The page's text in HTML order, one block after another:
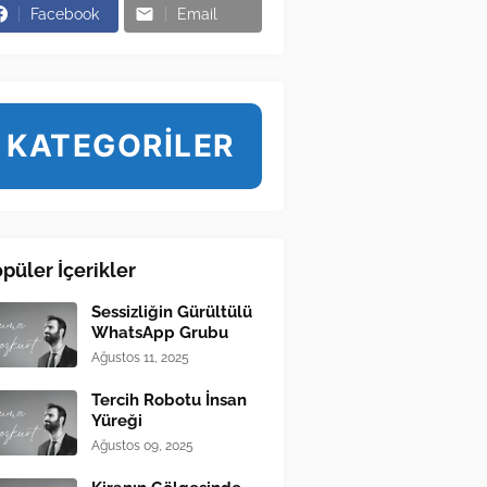
Facebook Email
KATEGORİLER
İçerikler
Sessizliğin Gürültülü
WhatsApp Grubu
Ağustos 11, 2025
Tercih Robotu İnsan
Yüreği
Ağustos 09, 2025